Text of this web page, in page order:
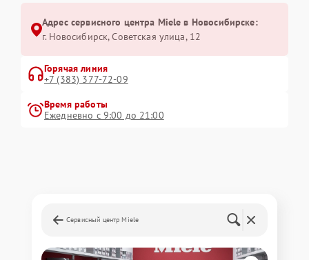
Адрес сервисного центра Miele в Новосибирске:
г. Новосибирск, Советская улица, 12
Горячая линия
+7 (383) 377-72-09
Время работы
Ежедневно с 9:00 до 21:00
Сервисный центр Miele